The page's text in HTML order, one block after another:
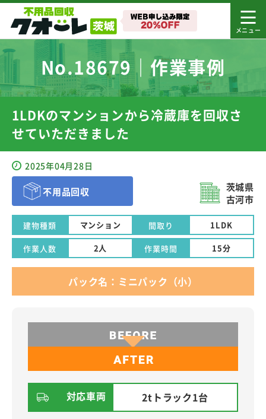
No.18679｜作業事例
1LDKのマンションから冷蔵庫を回収さ
せていただきました
2025年04月28日
不用品回収
茨城県
古河市
建物種類 マンション 間取り 1LDK
作業人数 2人 作業時間 15分
パック名：ミニパック（小）
対応車両 2tトラック1台